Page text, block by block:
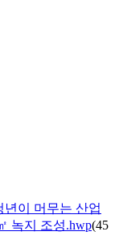
년이 머무는 산업
녹지 조성.hwp(45